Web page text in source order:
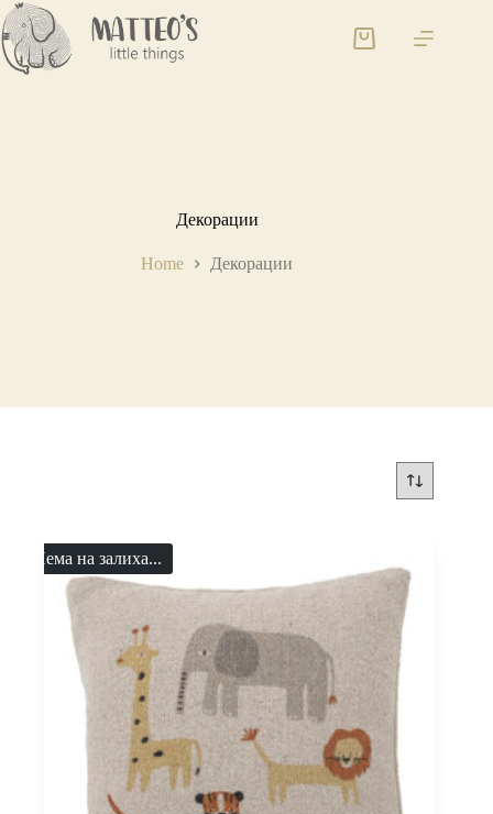
Декорации
Home Декорации
Нема на залиха...